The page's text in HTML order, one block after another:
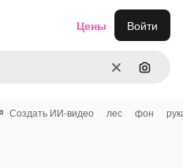
ОчиститьПоиск
Цены Войти
Создать ИИ-видео лес фон